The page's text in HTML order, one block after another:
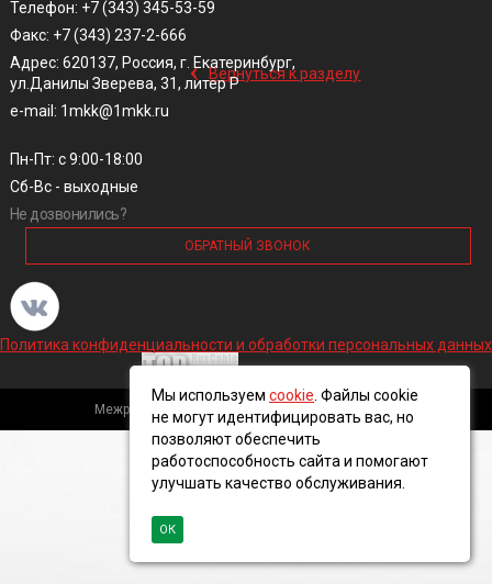
‹ Вернуться к разделу
Телефон: +7 (343) 345-53-59
Факс: +7 (343) 237-2-666
Адрес: 620137, Россия, г. Екатеринбург,
ул.Данилы Зверева, 31, литер Р
e-mail: 1mkk@1mkk.ru
Пн-Пт: с 9:00-18:00
Сб-Вс - выходные
Не дозвонились?
ОБРАТНЫЙ ЗВОНОК
Политика конфиденциальности и обработки персональных данных
Межрегиональная кабельная компания, 2016 ©
Мы используем cookie . Файлы cookie
не могут идентифицировать вас, но
позволяют обеспечить
работоспособность сайта и помогают
улучшать качество обслуживания.
ОК